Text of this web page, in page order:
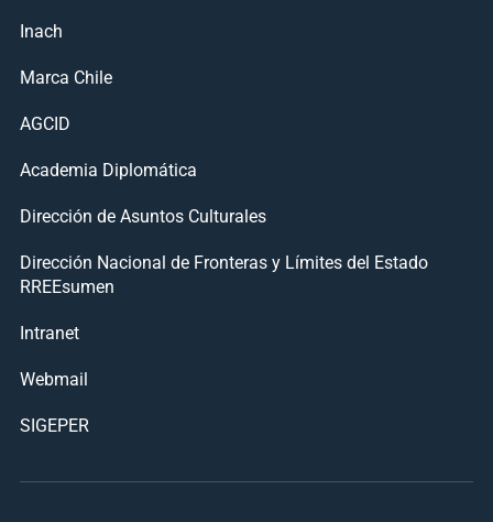
Inach
Marca Chile
AGCID
Academia Diplomática
Dirección de Asuntos Culturales
Dirección Nacional de Fronteras y Límites del Estado
RREEsumen
Intranet
Webmail
SIGEPER